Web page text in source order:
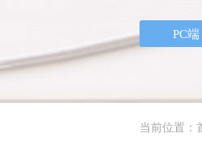
当前位置：